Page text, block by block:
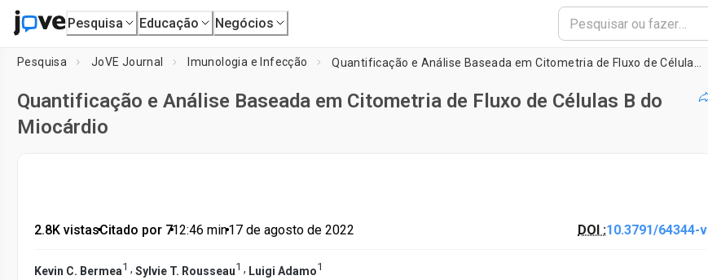
Pesquisa Educação Negócios
Pesquisa JoVE Journal Imunologia e Infecção
Quantificação e Análise Baseada em Citometria de Fluxo de Células B do
Miocárdio
2.8K vistas•Citado por 7•12:46 min•17 de agosto de 2022 DOI :10.3791/64344-v
Kevin C. Bermea1 , Sylvie T. Rousseau1 , Luigi Adamo1